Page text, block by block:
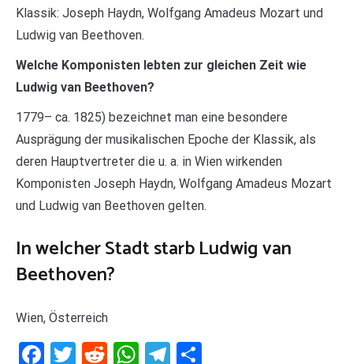
Klassik: Joseph Haydn, Wolfgang Amadeus Mozart und
Ludwig van Beethoven.
Welche Komponisten lebten zur gleichen Zeit wie
Ludwig van Beethoven?
1779– ca. 1825) bezeichnet man eine besondere
Ausprägung der musikalischen Epoche der Klassik, als
deren Hauptvertreter die u. a. in Wien wirkenden
Komponisten Joseph Haydn, Wolfgang Amadeus Mozart
und Ludwig van Beethoven gelten.
In welcher Stadt starb Ludwig van
Beethoven?
Wien, Österreich
Facebook
Twitter
RedditWhatsApp
Telegram